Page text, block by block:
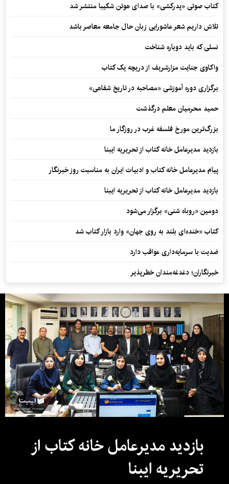
کتاب صوتی «پدرکشی» با صدای هوتن شکیبا منتشر شد
تلاش داریم شعر عاشورایی زبان حال جامعه معاصر باشد
نسلی که باید دوباره شناخت
واکاوی جنایت مزارشریف از دریچه یک کتاب
برگزاری دوره آموزشی «مصاحبه در تاریخ شفاهی»
حمید محرمیان معلم درگذشت
بزرگ‌ترین مورخ فلسفه غرب در روزگار ما
بازدید مدیرعامل خانه کتاب از تحریریه ایبنا
پیام مدیرعامل خانه کتاب و ادبیات ایران به مناسبت روز خبرنگار
بازدید مدیرعامل خانه کتاب از تحریریه ایبنا
دومین «روباه شنی» برگزار می‌شود
کتاب «خنده‌ای بلند به روی جهان» وارد بازار کتاب شد
ضدیت با سرمایه‌داری عواقب دارد
خبرنگاران؛ دغدغه‌مندان خطرپذیر
بازدید مدیرعامل خانه کتاب از
تحریریه ایبنا